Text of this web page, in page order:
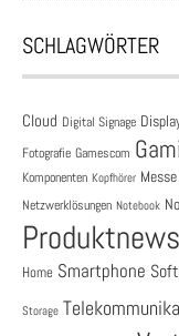
SCHLAGWÖRTER
Cloud Digital Signage
Fotografie Gamescom
Komponenten Kopfhörer Messe
Netzwerklösungen Notebook
Produktnews
Home Smartphone
Storage